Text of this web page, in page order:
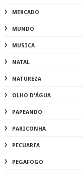
MERCADO
MUNDO
MUSICA
NATAL
NATUREZA
OLHO D'ÁGUA
PAPEANDO
PARICONHA
PECUARIA
PEGAFOGO